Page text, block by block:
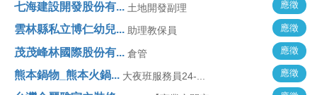
七海建設開發股份有... 土地開發副理 應徵
雲林縣私立博仁幼兒... 助理教保員 應徵
茂茂峰林國際股份有... 倉管 應徵
熊本鍋物_熊本火鍋... 大夜班服務員24-... 應徵